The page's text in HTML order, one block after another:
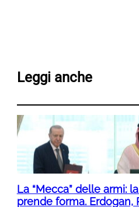
Leggi anche
La “Mecca” delle armi:
prende forma. Erdogan,